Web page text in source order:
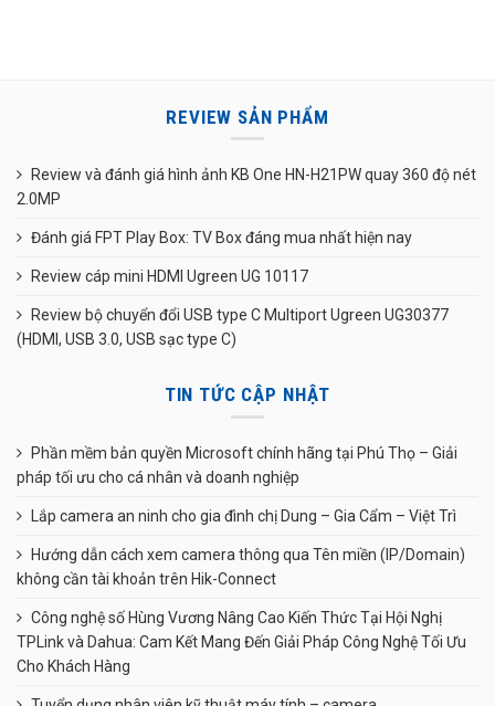
REVIEW SẢN PHẨM
Review và đánh giá hình ảnh KB One HN-H21PW quay 360 độ nét
2.0MP
Đánh giá FPT Play Box: TV Box đáng mua nhất hiện nay
Review cáp mini HDMI Ugreen UG 10117
Review bộ chuyển đổi USB type C Multiport Ugreen UG30377
(HDMI, USB 3.0, USB sạc type C)
TIN TỨC CẬP NHẬT
Phần mềm bản quyền Microsoft chính hãng tại Phú Thọ – Giải
pháp tối ưu cho cá nhân và doanh nghiệp
Lắp camera an ninh cho gia đình chị Dung – Gia Cẩm – Việt Trì
Hướng dẫn cách xem camera thông qua Tên miền (IP/Domain)
không cần tài khoản trên Hik-Connect
Công nghệ số Hùng Vương Nâng Cao Kiến Thức Tại Hội Nghị
TPLink và Dahua: Cam Kết Mang Đến Giải Pháp Công Nghệ Tối Ưu
Cho Khách Hàng